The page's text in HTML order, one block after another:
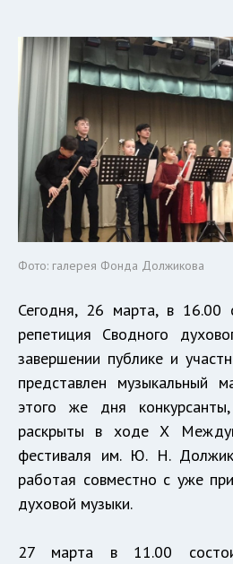
Фото: галерея Фонда Должикова
Сегодня, 26 марта, в 16.00
репетиция Сводного
завершении публике и
представлен музыкальный
этого же дня
раскрыты в ходе Х
фестиваля им. Ю. Н.
работая совместно с уже
духовой музыки.
27 марта в 11.00